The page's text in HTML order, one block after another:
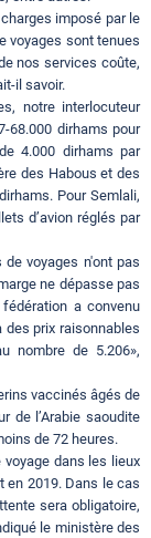
imposé par le
voyages sont tenues
nos services coûte,
il savoir.
notre interlocuteur
68.000 dirhams pour
4.000 dirhams par
des Habous et des
Pour Semlali,
d’avion réglés par
voyages n'ont pas
ne dépasse pas
a convenu
prix raisonnables
nombre de 5.206»,
vaccinés âgés de
de l’Arabie saoudite
de 72 heures.
dans les lieux
en 2019. Dans le cas
sera obligatoire,
le ministère des